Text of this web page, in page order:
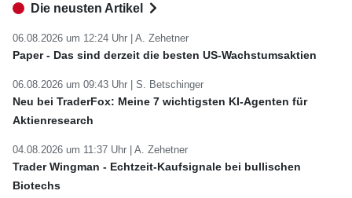
Die neusten Artikel
06.08.2026 um 12:24 Uhr | A. Zehetner
Paper - Das sind derzeit die besten US-Wachstumsaktien
06.08.2026 um 09:43 Uhr | S. Betschinger
Neu bei TraderFox: Meine 7 wichtigsten KI-Agenten für
Aktienresearch
04.08.2026 um 11:37 Uhr | A. Zehetner
Trader Wingman - Echtzeit-Kaufsignale bei bullischen
Biotechs